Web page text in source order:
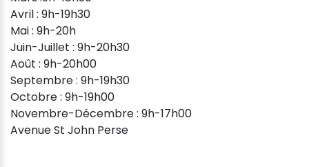
Avril : 9h-19h30
Mai : 9h-20h
Juin-Juillet : 9h-20h30
Août : 9h-20h00
Septembre : 9h-19h30
Octobre : 9h-19h00
Novembre-Décembre : 9h-17h00
Avenue St John Perse